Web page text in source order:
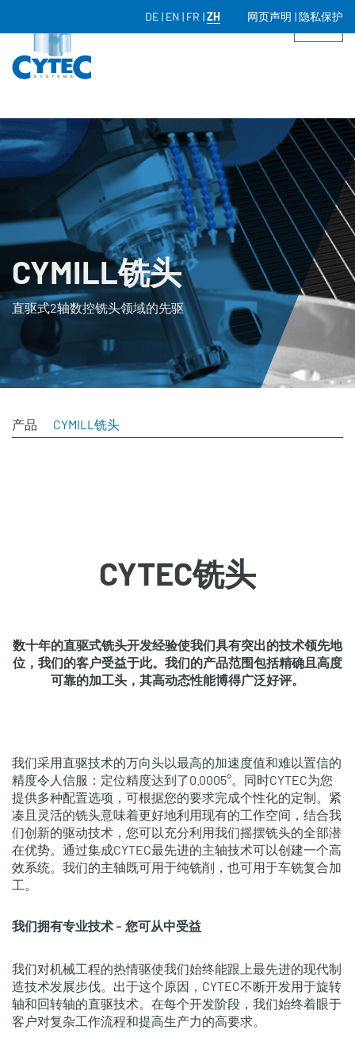
DE EN FR ZH 网页声明 隐私保护
CYMILL铣头
直驱式2轴数控铣头领域的先驱
产品 CYMILL铣头
CYTEC铣头
数十年的直驱式铣头开发经验使我们具有突出的技术领先地
位，我们的客户受益于此。我们的产品范围包括精确且高度
可靠的加工头，其高动态性能博得广泛好评。
我们采用直驱技术的万向头以最高的加速度值和难以置信的
精度令人信服：定位精度达到了0.0005°。同时CYTEC为您
提供多种配置选项，可根据您的要求完成个性化的定制。紧
凑且灵活的铣头意味着更好地利用现有的工作空间，结合我
们创新的驱动技术，您可以充分利用我们摇摆铣头的全部潜
在优势。通过集成CYTEC最先进的主轴技术可以创建一个高
效系统。我们的主轴既可用于纯铣削，也可用于车铣复合加
工。
我们拥有专业技术 – 您可从中受益
我们对机械工程的热情驱使我们始终能跟上最先进的现代制
造技术发展步伐。出于这个原因，CYTEC不断开发用于旋转
轴和回转轴的直驱技术。在每个开发阶段，我们始终着眼于
客户对复杂工作流程和提高生产力的高要求。